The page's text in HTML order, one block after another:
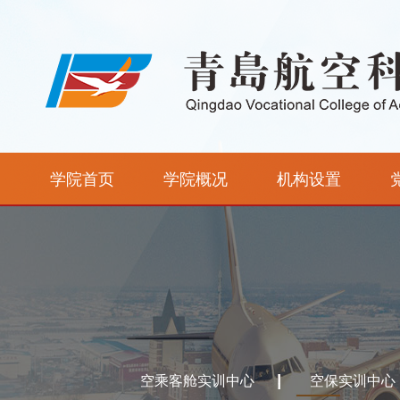
学院首页 学院概况 机构设置
空乘客舱实训中心 空保实训中心